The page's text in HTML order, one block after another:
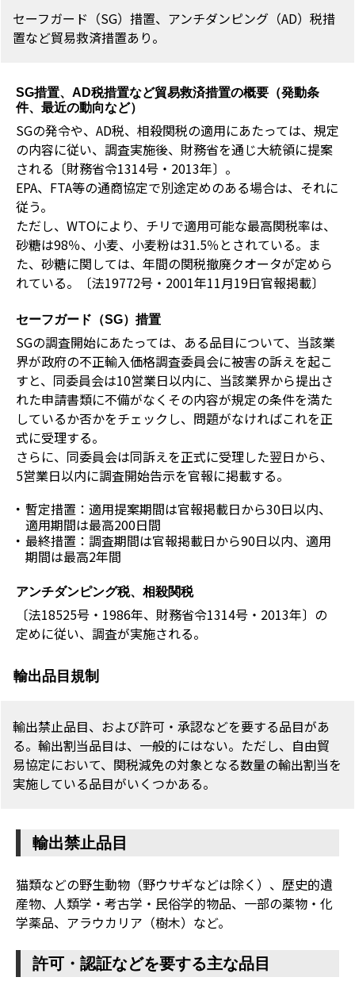
セーフガード（SG）措置、アンチダンピング（AD）税措
置など貿易救済措置あり。
SG措置、AD税措置など貿易救済措置の概要（発動条
件、最近の動向など）
SGの発令や、AD税、相殺関税の適用にあたっては、規定
の内容に従い、調査実施後、財務省を通じ大統領に提案
される〔財務省令1314号・2013年〕。
EPA、FTA等の通商協定で別途定めのある場合は、それに
従う。
ただし、WTOにより、チリで適用可能な最高関税率は、
砂糖は98％、小麦、小麦粉は31.5％とされている。ま
た、砂糖に関しては、年間の関税撤廃クオータが定めら
れている。〔法19772号・2001年11月19日官報掲載〕
セーフガード（SG）措置
SGの調査開始にあたっては、ある品目について、当該業
界が政府の不正輸入価格調査委員会に被害の訴えを起こ
すと、同委員会は10営業日以内に、当該業界から提出さ
れた申請書類に不備がなくその内容が規定の条件を満た
しているか否かをチェックし、問題がなければこれを正
式に受理する。
さらに、同委員会は同訴えを正式に受理した翌日から、
5営業日以内に調査開始告示を官報に掲載する。
暫定措置：適用提案期間は官報掲載日から30日以内、
適用期間は最高200日間
最終措置：調査期間は官報掲載日から90日以内、適用
期間は最高2年間
アンチダンピング税、相殺関税
〔法18525号・1986年、財務省令1314号・2013年〕の
定めに従い、調査が実施される。
輸出品目規制
輸出禁止品目、および許可・承認などを要する品目があ
る。輸出割当品目は、一般的にはない。ただし、自由貿
易協定において、関税減免の対象となる数量の輸出割当を
実施している品目がいくつかある。
輸出禁止品目
猫類などの野生動物（野ウサギなどは除く）、歴史的遺
産物、人類学・考古学・民俗学的物品、一部の薬物・化
学薬品、アラウカリア（樹木）など。
許可・認証などを要する主な品目